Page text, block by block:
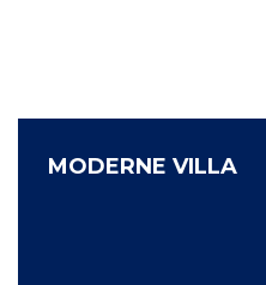
MODERNE VILLA